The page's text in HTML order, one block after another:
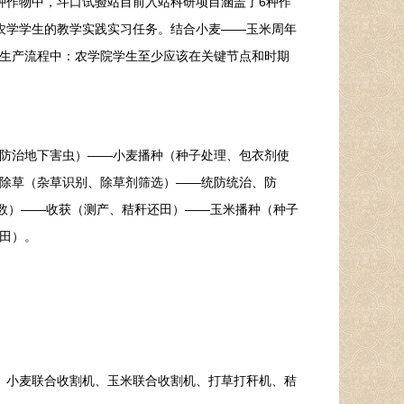
学学生的教学实践实习任务。结合小麦——玉米周年
流程中：农学院学生至少应该在关键节点和时期
治地下害虫）——小麦播种（种子处理、包衣剂使
（杂草识别、除草剂筛选）——统防统治、防
）——收获（测产、秸秆还田）——玉米播种（种子
）。
麦联合收割机、玉米联合收割机、打草打秆机、秸